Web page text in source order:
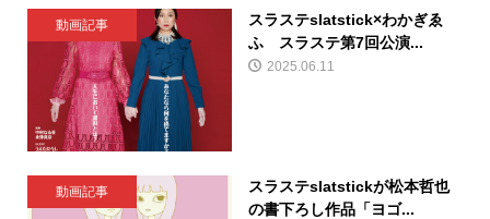
動画記事
スラステslatstick×わかぎゑ
ふ スラステ第7回公演...
2025.06.11
動画記事
スラステslatstickが松本哲也
の書下ろし作品「ヨゴ...